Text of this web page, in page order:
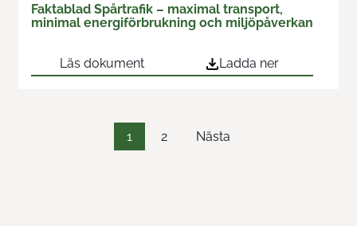
Faktablad Spårtrafik – maximal transport,
minimal energiförbrukning och miljöpåverkan
Läs dokument Ladda ner
Sidnumrering
1 2 Nästa